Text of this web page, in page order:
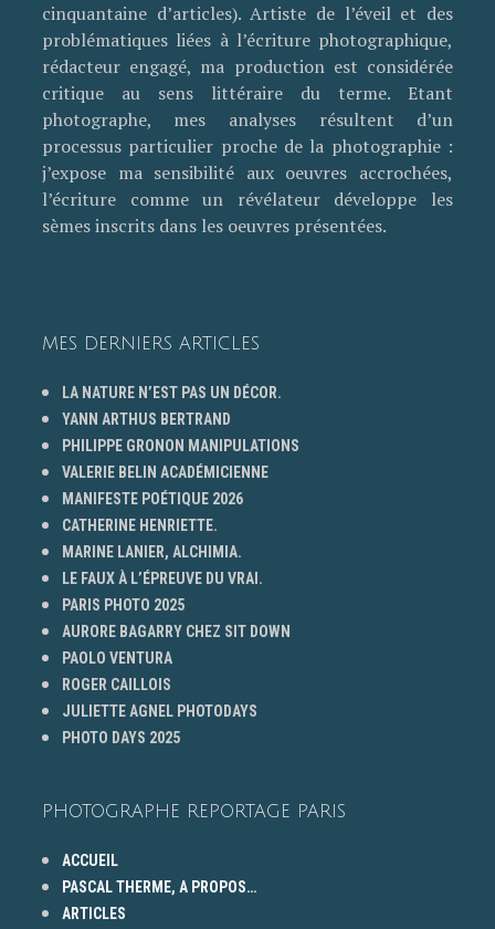
cinquantaine d’articles). Artiste de l’éveil et des
problématiques liées à l’écriture photographique,
rédacteur engagé, ma production est considérée
critique au sens littéraire du terme. Etant
photographe, mes analyses résultent d’un
processus particulier proche de la photographie :
j’expose ma sensibilité aux oeuvres accrochées,
l’écriture comme un révélateur développe les
sèmes inscrits dans les oeuvres présentées.
MES DERNIERS ARTICLES
LA NATURE N’EST PAS UN DÉCOR.
YANN ARTHUS BERTRAND
PHILIPPE GRONON MANIPULATIONS
VALERIE BELIN ACADÉMICIENNE
MANIFESTE POÉTIQUE 2026
CATHERINE HENRIETTE.
MARINE LANIER, ALCHIMIA.
LE FAUX À L’ÉPREUVE DU VRAI.
PARIS PHOTO 2025
AURORE BAGARRY CHEZ SIT DOWN
PAOLO VENTURA
ROGER CAILLOIS
JULIETTE AGNEL PHOTODAYS
PHOTO DAYS 2025
PHOTOGRAPHE REPORTAGE PARIS
ACCUEIL
PASCAL THERME, A PROPOS…
ARTICLES